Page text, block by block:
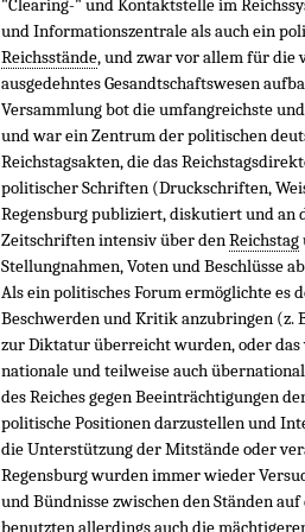
"Clearing-" und Kontaktstelle im
und Informationszentrale als auch ein
Reichsstände, und zwar vor allem für die
ausgedehntes Gesandtschaftswesen
Versammlung bot die umfangreichste
und war ein Zentrum der politischen
Reichstagsakten, die das
politischer Schriften (Druckschriften,
Regensburg publiziert, diskutiert und an
Zeitschriften intensiv über denReichstag
Stellungnahmen, Voten und Beschlüsse
Als ein politisches Forum ermöglichte es
Beschwerden und Kritik anzubringen (z.
zur Diktatur überreicht wurden, oder
nationale und teilweise auch
des Reiches gegen Beeinträchtigungen
politische Positionen darzustellen und
die Unterstützung der Mitstände oder
Regensburg wurden immer wieder
und Bündnisse zwischen den Ständen